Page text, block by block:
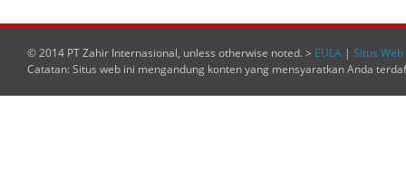
© 2014 PT Zahir Internasional, unless otherwise noted. > EULA | Situs
Catatan: Situs web ini mengandung konten yang mensyaratkan Anda